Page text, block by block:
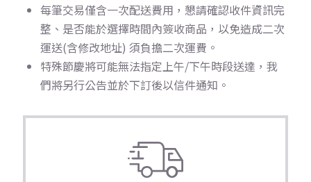
每筆交易僅含一次配送費用，懇請確認收件資訊完
整、是否能於選擇時間內簽收商品，以免造成二次
運送(含修改地址) 須負擔二次運費。
特殊節慶將可能無法指定上午/下午時段送達，我
們將另行公告並於下訂後以信件通知。